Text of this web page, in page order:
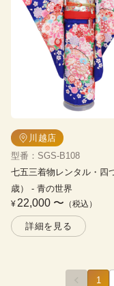
川越店
型番 ： SGS-B108
七五三着物レンタル・四
歳）
- 青の世界
¥ 22,000 〜 （税込）
詳細を見る
1